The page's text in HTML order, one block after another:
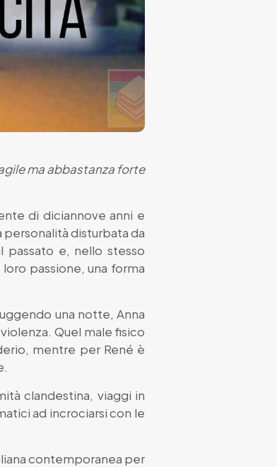
ma abbastanza forte
di diciannove anni e
personalità disturbata da
passato e, nello stesso
passione, una forma
una notte, Anna
Quel male fisico
mentre per René è
clandestina, viaggi in
ad incrociarsi con le
contemporanea per